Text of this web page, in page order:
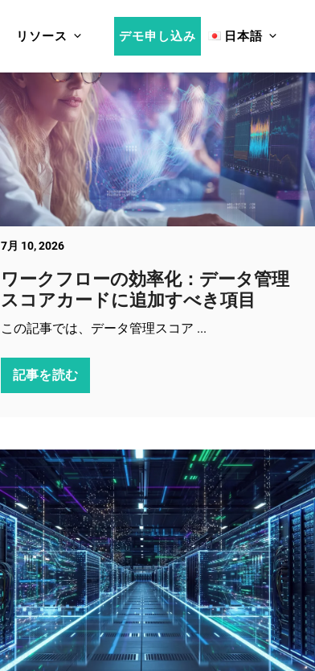
リソース デモ申し込み 日本語
7月 10, 2026
ワークフローの効率化：データ管理
スコアカードに追加すべき項目
この記事では、データ管理スコア ...
記事を読む